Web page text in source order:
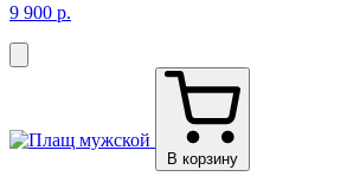
9 900 р.
В корзину